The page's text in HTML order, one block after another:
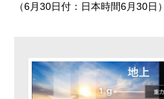
（6月30日付：日本時間6月30日